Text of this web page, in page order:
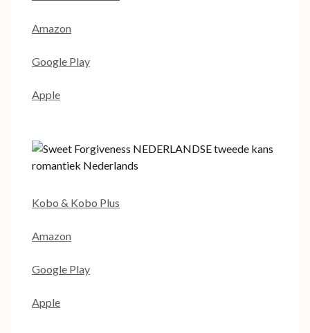
Amazon
Google Play
Apple
Kobo & Kobo Plus
Amazon
Google Play
Apple